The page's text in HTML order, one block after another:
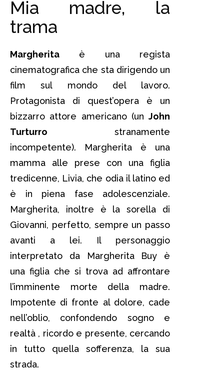
Mia madre, la
trama
Margherita è una regista
cinematografica che sta dirigendo un
film sul mondo del lavoro.
Protagonista di quest’opera è un
bizzarro attore americano (un John
Turturro stranamente
incompetente). Margherita è una
mamma alle prese con una figlia
tredicenne, Livia, che odia il latino ed
è in piena fase adolescenziale.
Margherita, inoltre è la sorella di
Giovanni, perfetto, sempre un passo
avanti a lei. Il personaggio
interpretato da Margherita Buy è
una figlia che si trova ad affrontare
l’imminente morte della madre.
Impotente di fronte al dolore, cade
nell’oblio, confondendo sogno e
realtà , ricordo e presente, cercando
in tutto quella sofferenza, la sua
strada.